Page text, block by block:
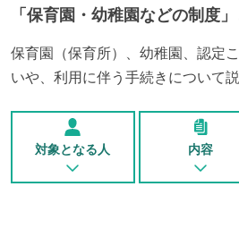
「 保育園・幼稚園などの制度
保育園（保育所）、幼稚園、認定
いや、利用に伴う手続きについて
対象となる人 内容